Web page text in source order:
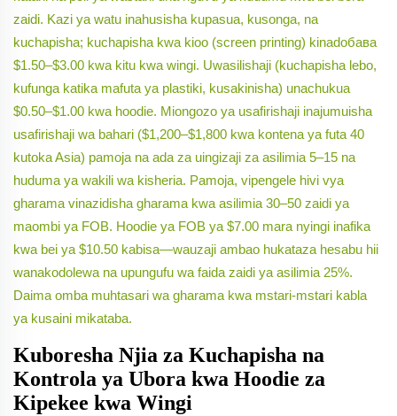
zaidi. Kazi ya watu inahusisha kupasua, kusonga, na
kuchapisha; kuchapisha kwa kioo (screen printing) kinadобава
$1.50–$3.00 kwa kitu kwa wingi. Uwasilishaji (kuchapisha lebo,
kufunga katika mafuta ya plastiki, kusakinisha) unachukua
$0.50–$1.00 kwa hoodie. Miongozo ya usafirishaji inajumuisha
usafirishaji wa bahari ($1,200–$1,800 kwa kontena ya futa 40
kutoka Asia) pamoja na ada za uingizaji za asilimia 5–15 na
huduma ya wakili wa kisheria. Pamoja, vipengele hivi vya
gharama vinazidisha gharama kwa asilimia 30–50 zaidi ya
maombi ya FOB. Hoodie ya FOB ya $7.00 mara nyingi inafika
kwa bei ya $10.50 kabisa—wauzaji ambao hukataza hesabu hii
wanakodolewa na upungufu wa faida zaidi ya asilimia 25%.
Daima omba muhtasari wa gharama kwa mstari-mstari kabla
ya kusaini mikataba.
Kuboresha Njia za Kuchapisha na
Kontrola ya Ubora kwa Hoodie za
Kipekee kwa Wingi